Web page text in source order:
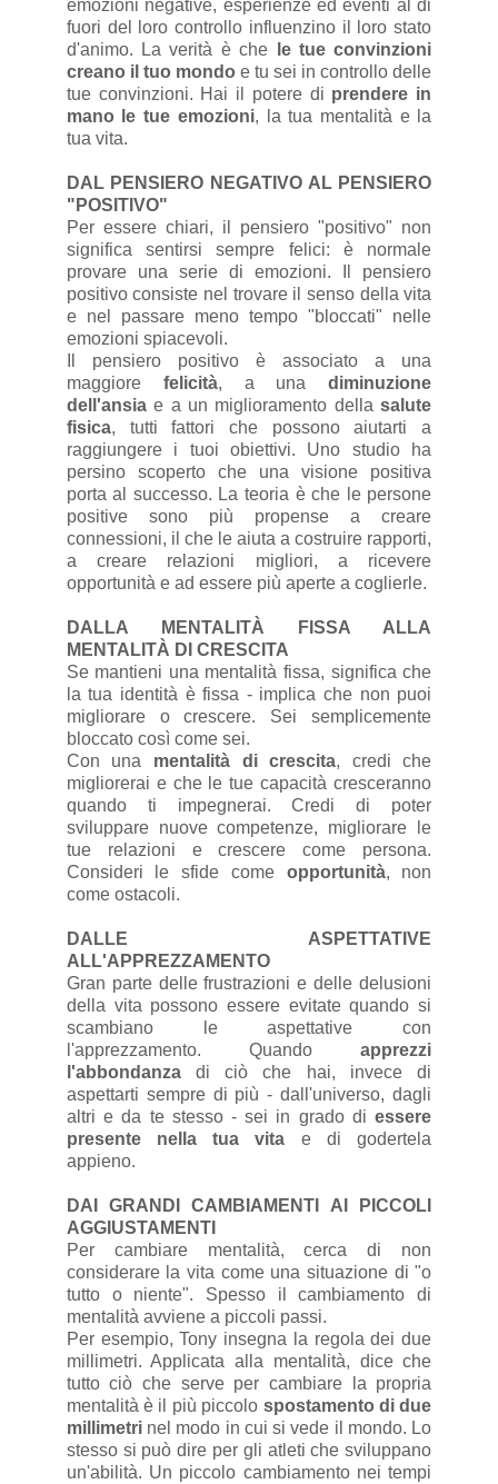
emozioni negative, esperienze ed eventi al di
fuori del loro controllo influenzino il loro stato
d'animo. La verità è che
le tue convinzioni
creano il tuo mondo e tu sei in controllo delle
tue convinzioni. Hai il potere di prendere in
mano le tue emozioni, la tua mentalità e la
tua vita.
DAL PENSIERO NEGATIVO AL PENSIERO
"POSITIVO"
Per essere chiari, il pensiero "positivo" non
significa sentirsi sempre felici: è normale
provare una serie di emozioni. Il pensiero
positivo consiste nel trovare il senso della vita
e nel passare meno tempo "bloccati" nelle
emozioni spiacevoli.
Il pensiero positivo è associato a una
maggiore felicità, a unadiminuzione
dell'ansiae a un miglioramento dellasalute
fisica, tutti fattori che possono aiutarti a
raggiungere i tuoi obiettivi. Uno studio ha
persino scoperto che una visione positiva
porta al successo. La teoria è che le persone
positive sono più propense a creare
connessioni, il che le aiuta a costruire rapporti,
a creare relazioni migliori, a ricevere
opportunità e ad essere più aperte a coglierle.
DALLA MENTALITÀ FISSA ALLA
MENTALITÀ DI CRESCITA
Se mantieni una mentalità fissa, significa che
la tua identità è fissa - implica che non puoi
migliorare o crescere. Sei semplicemente
bloccato così come sei.
Con una mentalità di crescita, credi che
migliorerai e che le tue capacità cresceranno
quando ti impegnerai. Credi di poter
sviluppare nuove competenze, migliorare le
tue relazioni e crescere come persona.
Consideri le sfide come opportunità, non
come ostacoli.
DALLE ASPETTATIVE
ALL'APPREZZAMENTO
Gran parte delle frustrazioni e delle delusioni
della vita possono essere evitate quando si
scambiano le aspettative con
l'apprezzamento. Quandoapprezzi
l'abbondanzadi ciò che hai, invece di
aspettarti sempre di più - dall'universo, dagli
altri e da te stesso - sei in grado diessere
presente nella tua vita e di godertela
appieno.
DAI GRANDI CAMBIAMENTI AI PICCOLI
AGGIUSTAMENTI
Per cambiare mentalità, cerca di non
considerare la vita come una situazione di "o
tutto o niente". Spesso il cambiamento di
mentalità avviene a piccoli passi.
Per esempio, Tony insegna la regola dei due
millimetri. Applicata alla mentalità, dice che
tutto ciò che serve per cambiare la propria
mentalità è il più piccolo spostamento di due
millimetrinel modo in cui si vede il mondo. Lo
stesso si può dire per gli atleti che sviluppano
un'abilità. Un piccolo cambiamento nei tempi